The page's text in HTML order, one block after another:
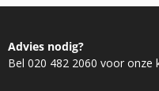
Advies nodig?
Bel 020 482 2060 voor onze